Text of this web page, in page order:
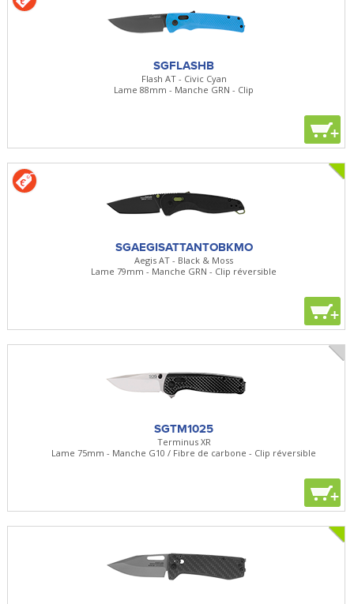
SGFLASHB
Flash AT - Civic Cyan
Lame 88mm - Manche GRN - Clip
+
SGAEGISATTANTOBKMO
Aegis AT - Black & Moss
Lame 79mm - Manche GRN - Clip réversible
+
SGTM1025
Terminus XR
Lame 75mm - Manche G10 / Fibre de carbone - Clip réversible
+